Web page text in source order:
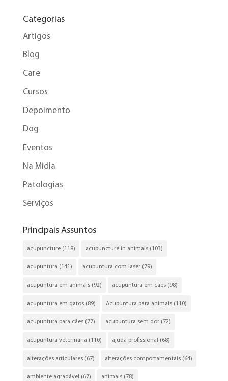
Categorias
Artigos
Blog
Care
Cursos
Depoimento
Dog
Eventos
Na Mídia
Patologias
Serviços
Principais Assuntos
acupuncture(118) acupuncture in animals(103)
acupuntura (141) acupuntura com laser(79)
acupuntura em animais(92) acupuntura em cães(98)
acupuntura em gatos(89) Acupuntura para animais(110)
acupuntura para cães(77) acupuntura sem dor(72)
acupuntura veterinária (110) ajuda profissional (68)
alterações articulares(67) alterações comportamentais(64)
ambiente agradável (67) animais(78)